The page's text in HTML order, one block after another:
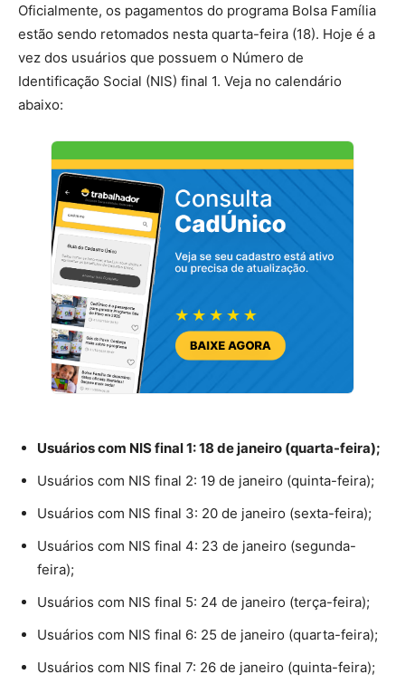
Oficialmente, os pagamentos do programa Bolsa Família
estão sendo retomados nesta quarta-feira (18). Hoje é a
vez dos usuários que possuem o Número de
Identificação Social (NIS) final 1. Veja no calendário
abaixo:
Usuários com NIS final 1: 18 de janeiro (quarta-feira);
Usuários com NIS final 2: 19 de janeiro (quinta-feira);
Usuários com NIS final 3: 20 de janeiro (sexta-feira);
Usuários com NIS final 4: 23 de janeiro (segunda-
feira);
Usuários com NIS final 5: 24 de janeiro (terça-feira);
Usuários com NIS final 6: 25 de janeiro (quarta-feira);
Usuários com NIS final 7: 26 de janeiro (quinta-feira);